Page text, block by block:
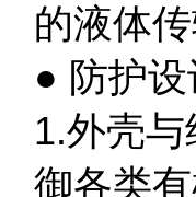
的液体
● 防护
1.外壳
御各类